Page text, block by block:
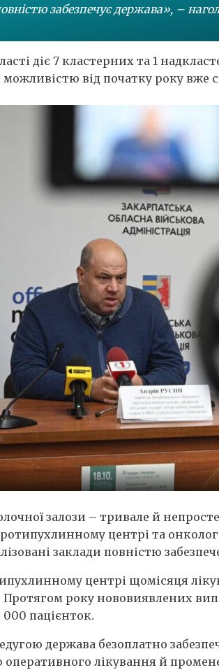
забезпечує держава», –
діє 7 кластерних та 1
від початку року вже
залози – тривале й
центрі та
заклади повністю
центрі щомісяця
Протягом року нововиявлених
000 пацієнток.
держава безоплатно
оперативного лікування й